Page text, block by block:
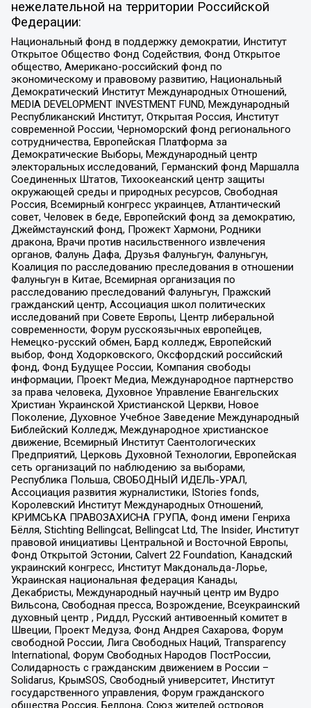
нежелательной на территории Российской
Федерации:
Национальный фонд в поддержку демократии, Институт
Открытое Общество Фонд Содействия, Фонд Открытое
общество, Американо-российский фонд по
экономическому и правовому развитию, Национальный
Демократический Институт Международных Отношений,
MEDIA DEVELOPMENT INVESTMENT FUND, Международный
Республиканский Институт, Открытая Россия, Институт
современной России, Черноморский фонд регионального
сотрудничества, Европейская Платформа за
Демократические Выборы, Международный центр
электоральных исследований, Германский фонд Маршалла
Соединенных Штатов, Тихоокеанский центр защиты
окружающей среды и природных ресурсов, Свободная
Россия, Всемирный конгресс украинцев, Атлантический
совет, Человек в беде, Европейский фонд за демократию,
Джеймстаунский фонд, Прожект Хармони, Родники
дракона, Врачи против насильственного извлечения
органов, Фалунь Дафа, Друзья Фалуньгун, Фалуньгун,
Коалиция по расследованию преследования в отношении
Фалуньгун в Китае, Всемирная организация по
расследованию преследований Фалуньгун, Пражский
гражданский центр, Ассоциация школ политических
исследований при Совете Европы, Центр либеральной
современности, Форум русскоязычных европейцев,
Немецко-русский обмен, Бард колледж, Европейский
выбор, Фонд Ходорковского, Оксфордский российский
фонд, Фонд Будущее России, Компания свободы
информации, Проект Медиа, Международное партнерство
за права человека, Духовное Управление Евангельских
Христиан Украинской Христианской Церкви, Новое
Поколение, Духовное Учебное Заведение Международный
Библейский Колледж, Международное христианское
движение, Всемирный Институт Саентологических
Предприятий, Церковь Духовной Технологии, Европейская
сеть организаций по наблюдению за выборами,
Республика Польша, СВОБОДНЫЙ ИДЕЛЬ-УРАЛ,
Ассоциация развития журналистики, IStories fonds,
Королевский Институт Международных Отношений,
КРИМСЬКА ПРАВОЗАХИСНА ГРУПА, Фонд имени Генриха
Бёлля, Stichting Bellingcat, Bellingcat Ltd, The Insider, Институт
правовой инициативы Центральной и Восточной Европы,
Фонд Открытой Эстонии, Calvert 22 Foundation, Канадский
украинский конгресс, Институт Макдональда-Лорье,
Украинская национальная федерация Канады,
Декабристы, Международный научный центр им Вудро
Вильсона, Свободная пресса, Возрождение, Всеукраинский
духовный центр , Риддл, Русский антивоенный комитет в
Швеции, Проект Медуза, Фонд Андрея Сахарова, Форум
свободной России, Лига Свободных Наций, Transparеncy
International, Форум Свободных Народов ПостРоссии,
Солидарность с гражданским движением в России –
Solidarus, КрымSOS, Свободный университет, Институт
государственного управления, Форум гражданского
общества Россия, Беллона, Союз жителей островов